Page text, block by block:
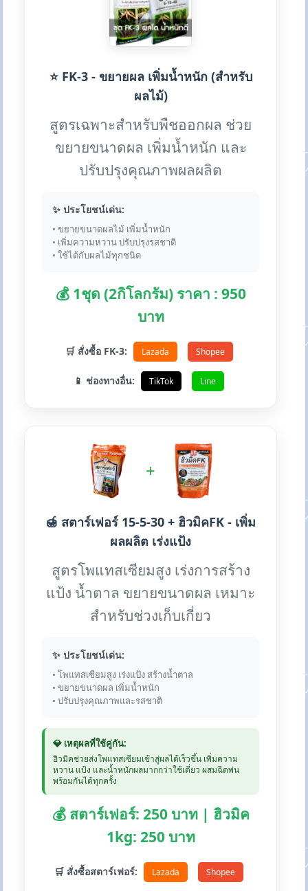
⭐ FK-3 - ขยายผล เพิ่มน้ำหนัก (สำหรับ
ผลไม้)
สูตรเฉพาะสำหรับพืชออกผล ช่วย
ขยายขนาดผล เพิ่มน้ำหนัก และ
ปรับปรุงคุณภาพผลผลิต
✨ ประโยชน์เด่น:
• ขยายขนาดผลไม้ เพิ่มน้ำหนัก
• เพิ่มความหวาน ปรับปรุงรสชาติ
• ใช้ได้กับผลไม้ทุกชนิด
💰 1ชุด (2กิโลกรัม) ราคา : 950
บาท
🛒 สั่งซื้อ FK-3: Lazada Shopee
📱 ช่องทางอื่น: TikTok Line
+
🍯 สตาร์เฟอร์ 15-5-30 + ฮิวมิคFK - เพิ่ม
ผลผลิต เร่งแป้ง
สูตรโพแทสเซียมสูง เร่งการสร้าง
แป้ง น้ำตาล ขยายขนาดผล เหมาะ
สำหรับช่วงเก็บเกี่ยว
✨ ประโยชน์เด่น:
• โพแทสเซียมสูง เร่งแป้ง สร้างน้ำตาล
• ขยายขนาดผล เพิ่มน้ำหนัก
• ปรับปรุงคุณภาพและรสชาติ
💎 เหตุผลที่ใช้คู่กัน:
ฮิวมิคช่วยส่งโพแทสเซียมเข้าสู่ผลได้เร็วขึ้น เพิ่มความ
หวาน แป้ง และน้ำหนักผลมากกว่าใช้เดี่ยว ผสมฉีดพ่น
พร้อมกันได้ทุกครั้ง
💰 สตาร์เฟอร์: 250 บาท | ฮิวมิค
1kg: 250 บาท
🛒 สั่งซื้อสตาร์เฟอร์: Lazada Shopee